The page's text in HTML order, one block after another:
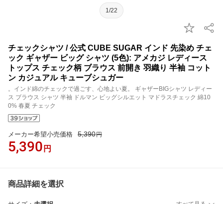
1/22
チェックシャツ / 公式 CUBE SUGAR インド 先染め チェ
ック ギャザー ビッグ シャツ (5色): アメカジ レディース
トップス チェック柄 ブラウス 前開き 羽織り 半袖 コット
ン カジュアル キューブシュガー
。インド綿のチェックで過ごす、心地よい夏。 ギャザーBIGシャツ レディー
ス ブラウス シャツ 半袖 ドルマン ビッグシルエット マドラスチェック 綿10
0% 春夏 チェック
メーカー希望小売価格 5,390円
5,390 円
商品詳細を選択